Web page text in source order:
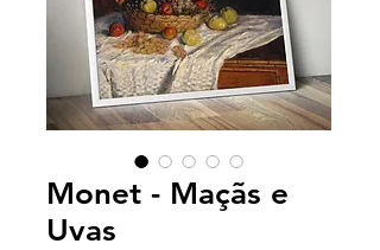
Monet - Maçãs e
Uvas